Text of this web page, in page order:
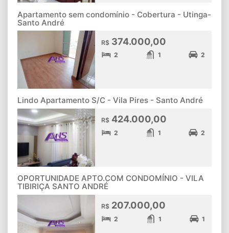
Apartamento sem condomínio - Cobertura - Utinga-
Santo André
R$ 374.000,00
2 1 2
Lindo Apartamento S/C - Vila Pires - Santo André
R$ 424.000,00
2 1 2
OPORTUNIDADE APTO.COM CONDOMÍNIO - VILA
TIBIRIÇA SANTO ANDRÉ
R$ 207.000,00
2 1 1